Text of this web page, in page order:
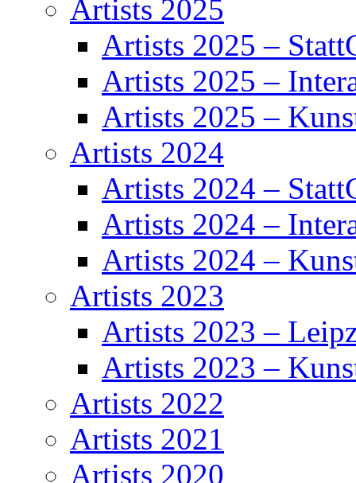
Artists 2025
Artists 2025 –
Artists 2025 –
Artists 2025 –
Artists 2024
Artists 2024 –
Artists 2024 –
Artists 2024 –
Artists 2023
Artists 2023 –
Artists 2023 –
Artists 2022
Artists 2021
Artists 2020